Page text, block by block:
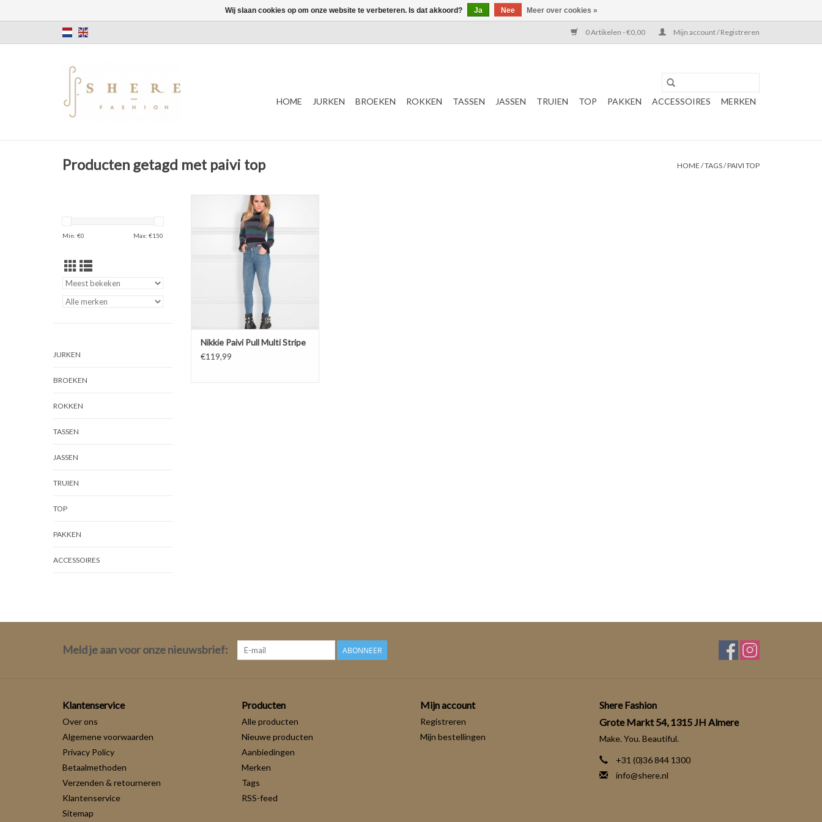
0 Artikelen - €0,00 Mijn account / Registreren
HOME JURKEN BROEKEN ROKKEN TASSEN JASSEN TRUIEN TOP PAKKEN ACCESSOIRES MERKEN
Producten getagd met paivi top HOME /TAGS/PAIVI TOP
Min: €0 Max: €150
JURKEN
BROEKEN
ROKKEN
TASSEN
JASSEN
TRUIEN
TOP
PAKKEN
ACCESSOIRES
NIKKIE
Multi Stripe
TOEVOEGEN AAN WINKELWAGEN
Nikkie Paivi Pull Multi Stripe
€119,99
Meld je aan voor onze nieuwsbrief: ABONNEER
Klantenservice
Over ons
Algemene voorwaarden
Privacy Policy
Betaalmethoden
Verzenden & retourneren
Klantenservice
Sitemap
Producten
Alle producten
Nieuwe producten
Aanbiedingen
Merken
Tags
RSS-feed
Mijn account
Registreren
Mijn bestellingen
Shere Fashion
Grote Markt 54, 1315 JH Almere
Make. You. Beautiful.
+31 (0)36 844 1300
info@shere.nl
Wij slaan cookies op om onze website te verbeteren. Is dat akkoord? Ja Nee Meer over cookies »